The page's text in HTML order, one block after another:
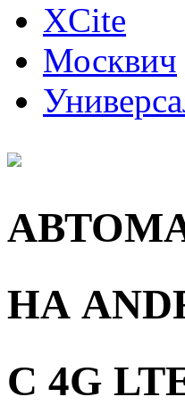
XCite
Москвич
НА
С 4G